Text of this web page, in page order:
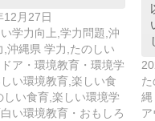
12月27日
学力向上,学力問題,沖
,沖縄県 学力,たのしい
ア・環境教育・環境学
い環境教育,楽しい食
しい食育,楽しい環境学
い環境教育・おもしろ
縄